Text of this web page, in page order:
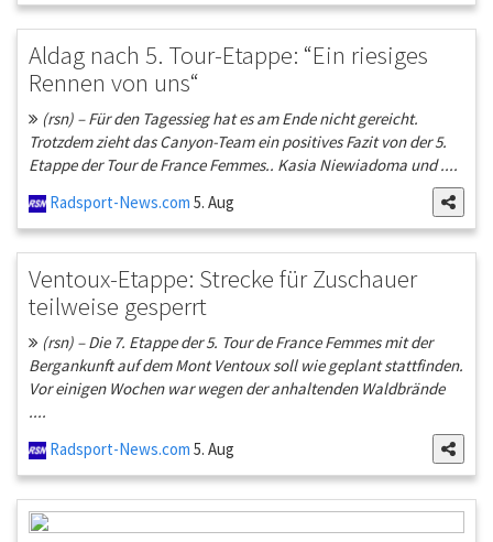
Aldag nach 5. Tour-Etappe: “Ein riesiges
Rennen von uns“
(rsn) – Für den Tagessieg hat es am Ende nicht gereicht.
Trotzdem zieht das Canyon-Team ein positives Fazit von der 5.
Etappe der Tour de France Femmes.. Kasia Niewiadoma und ....
Radsport-News.com 5. Aug
Ventoux-Etappe: Strecke für Zuschauer
teilweise gesperrt
(rsn) – Die 7. Etappe der 5. Tour de France Femmes mit der
Bergankunft auf dem Mont Ventoux soll wie geplant stattfinden.
Vor einigen Wochen war wegen der anhaltenden Waldbrände
....
Radsport-News.com 5. Aug